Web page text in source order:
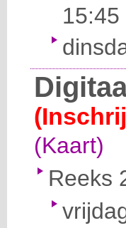
15:45
(Kaart)
Reeks